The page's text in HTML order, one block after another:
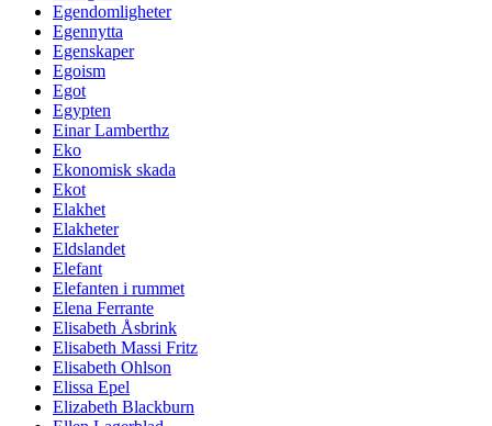
Egendomligheter
Egennytta
Egenskaper
Egoism
Egot
Egypten
Einar Lamberthz
Eko
Ekonomisk skada
Ekot
Elakhet
Elakheter
Eldslandet
Elefant
Elefanten i rummet
Elena Ferrante
Elisabeth Åsbrink
Elisabeth Massi Fritz
Elisabeth Ohlson
Elissa Epel
Elizabeth Blackburn